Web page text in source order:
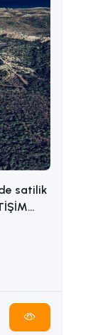
satilik